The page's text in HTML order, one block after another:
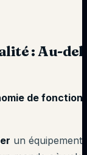
: Au-
de
un équipement